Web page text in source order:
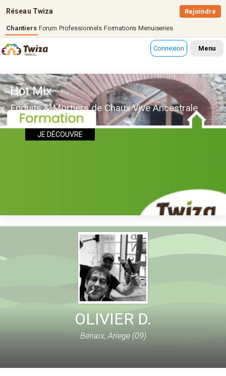
Réseau Twiza
Chantiers Forum Professionnels Formations Menuiseries
Rejoindre
Connexion Menu
Hot Mix
Enduits & Mortiers de Chaux Vive Ancestrale
JE DÉCOUVRE
OLIVIER D.
Bénaix, Ariege (09)